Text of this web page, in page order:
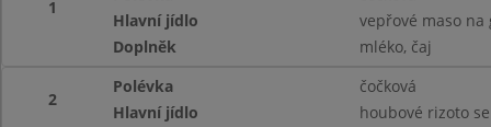
1
Hlavní jídlo
vepřové maso na
Doplněk
mléko, čaj
2
Polévka
čočková
Hlavní jídlo
houbové rizoto